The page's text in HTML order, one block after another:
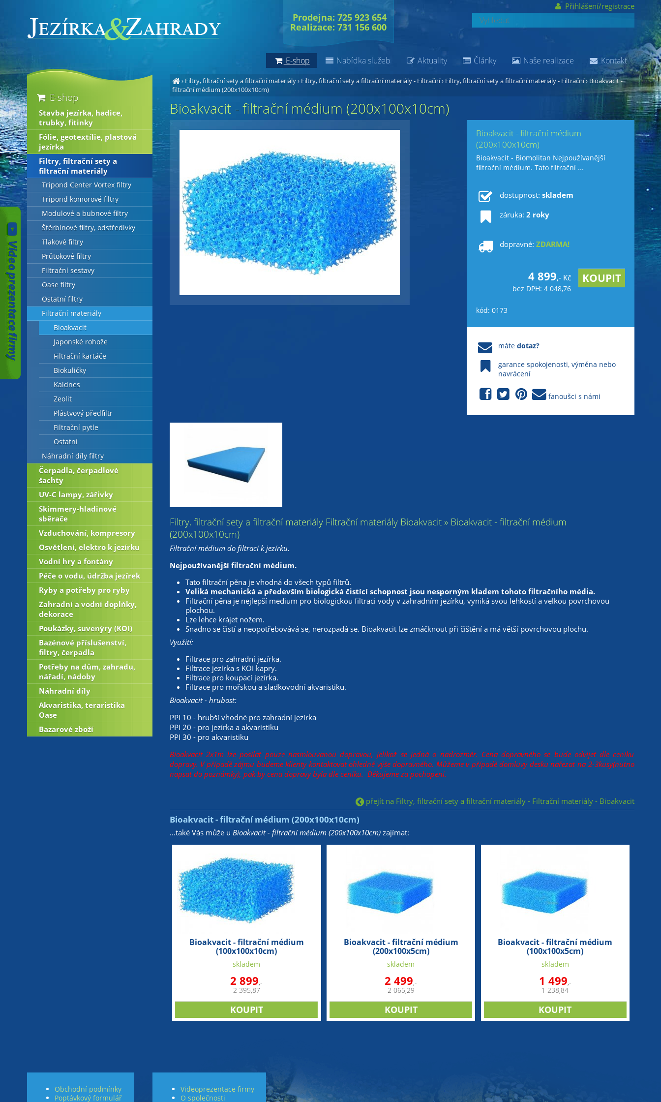
› Filtry, filtrační sety a filtrační materiály› Filtry, filtrační sety a filtrační materiály - Filtrační› Filtry, filtrační sety a filtrační materiály - Filtrační› Bioakvacit -
filtrační médium (200x100x10cm)
Bioakvacit - filtrační médium (200x100x10cm)
Bioakvacit - filtrační médium
(200x100x10cm)
Bioakvacit - Biomolitan Nejpoužívanější
filtrační médium. Tato filtrační ...
dostupnost: skladem
záruka: 2 roky
dopravné: ZDARMA!
4 899,- Kč
bez DPH: 4 048,76
kód: 0173
mátedotaz?
garance spokojenosti, výměna nebo
navrácení
fanoušci s námi
Filtry, filtrační sety a filtrační materiály Filtrační materiály Bioakvacit » Bioakvacit - filtrační médium
(200x100x10cm)
Filtrační médium do filtrací k jezírku.
Nejpoužívanější filtrační médium.
Tato filtrační pěna je vhodná do všech typů filtrů.
Veliká mechanická a především biologická čistící schopnost jsou nesporným kladem tohoto filtračního média.
Filtrační pěna je nejlepší medium pro biologickou filtraci vody v zahradním jezírku, vyniká svou lehkostí a velkou povrchovou
plochou.
Lze lehce krájet nožem.
Snadno se čistí a neopotřebovává se, nerozpadá se. Bioakvacit lze zmáčknout při čištění a má větší povrchovou plochu.
Využití:
Filtrace pro zahradní jezírka.
Filtrace jezírka s KOI kapry.
Filtrace pro koupací jezírka.
Filtrace pro mořskou a sladkovodní akvaristiku.
Bioakvacit - hrubost:
PPI 10 - hrubší vhodné pro zahradní jezírka
PPI 20 - pro jezírka a akvaristiku
PPI 30 - pro akvaristiku
Bioakvacit 2x1m lze posílat pouze nasmlouvanou dopravou, jelikož se jedná o nadrozměr. Cena dopravného se bude odvíjet dle ceníku
dopravy. V případě zájmu budeme klienty kontaktovat ohledně výše dopravného. Můžeme v případě domluvy desku nařezat na 2-3kusy(nutno
napsat do poznámky), pak by cena dopravy byla dle ceníku. Děkujeme za pochopení.
přejít na Filtry, filtrační sety a filtrační materiály - Filtrační materiály - Bioakvacit
Bioakvacit - filtrační médium (200x100x10cm)
...také Vás může u Bioakvacit - filtrační médium (200x100x10cm)zajímat:
Bioakvacit - filtrační médium
(100x100x10cm)
skladem
2 899,-
2 395,87
Bioakvacit - filtrační médium
(200x100x5cm)
skladem
2 499,-
2 065,29
Bioakvacit - filtrační médium
(100x100x5cm)
skladem
1 499,-
1 238,84
E-shop
Stavba jezírka, hadice,
trubky, fitinky
Fólie, geotextílie, plastová
jezírka
Filtry, filtrační sety a
filtrační materiály
Tripond Center Vortex filtry
Tripond komorové filtry
Modulové a bubnové filtry
Štěrbinové filtry, odstředivky
Tlakové filtry
Průtokové filtry
Filtrační sestavy
Oase filtry
Ostatní filtry
Filtrační materiály
Bioakvacit
Japonské rohože
Filtrační kartáče
Biokuličky
Kaldnes
Zeolit
Plástvový předfiltr
Filtrační pytle
Ostatní
Náhradní díly filtry
Čerpadla, čerpadlové
šachty
UV-C lampy, zářivky
Skimmery-hladinové
sběrače
Vzduchování, kompresory
Osvětlení, elektro k jezírku
Vodní hry a fontány
Péče o vodu, údržba jezírek
Ryby a potřeby pro ryby
Zahradní a vodní doplňky,
dekorace
Poukázky, suvenýry (KOI)
Bazénové příslušenství,
filtry, čerpadla
Potřeby na dům, zahradu,
nářadí, nádoby
Náhradní díly
Akvaristika, teraristika
Oase
Bazarové zboží
E-shop Nabídka služeb Aktuality Články Naše realizace Kontakt
Prodejna: 725 923 654
Realizace: 731 156 600
Přihlášení/registrace
Obchodní podmínky
Poptávkový formulář
Videoprezentace firmy
O společnosti